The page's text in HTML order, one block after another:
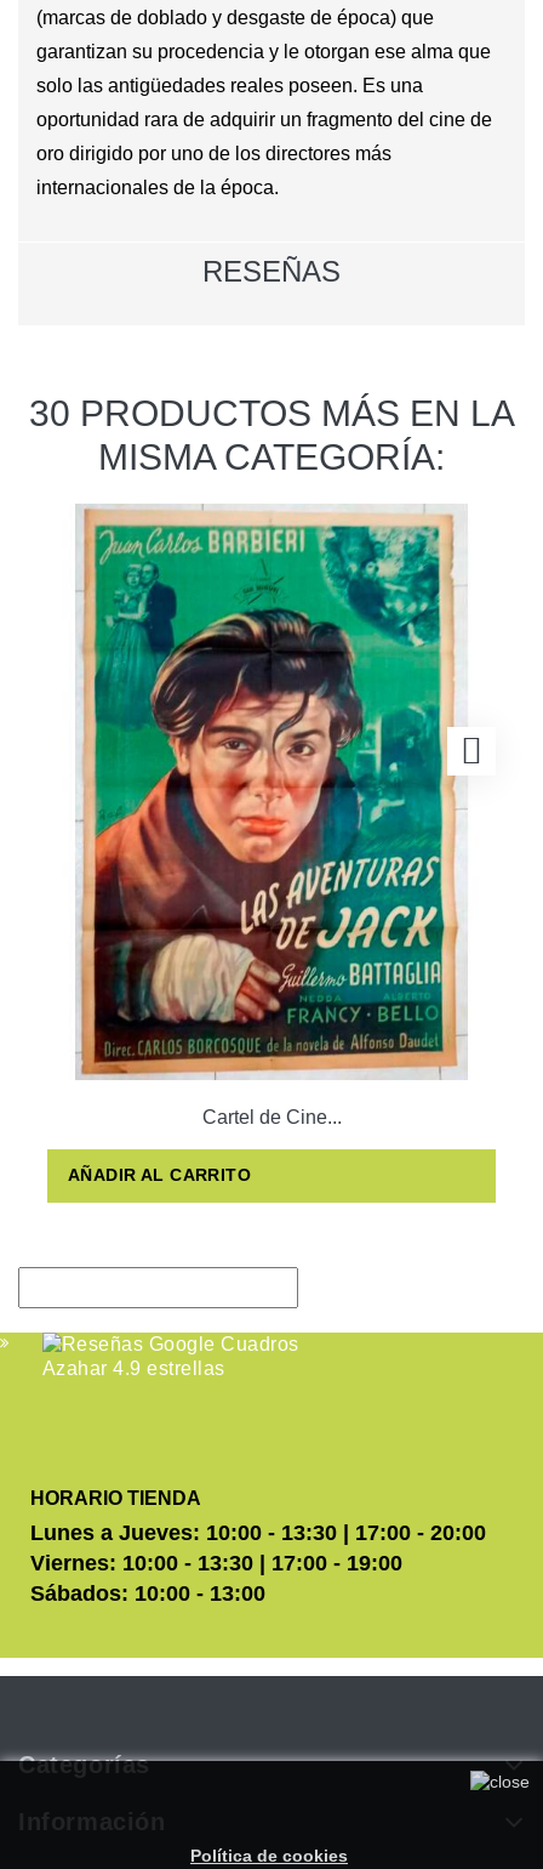
(marcas de doblado y desgaste de época) que
garantizan su procedencia y le otorgan ese alma que
solo las antigüedades reales poseen. Es una
oportunidad rara de adquirir un fragmento del cine de
oro dirigido por uno de los directores más
internacionales de la época.
RESEÑAS
30 PRODUCTOS MÁS EN LA
MISMA CATEGORÍA:
Cartel de Cine...
AÑADIR AL CARRITO
HORARIO TIENDA
Lunes a Jueves: 10:00 - 13:30 | 17:00 - 20:00
Viernes: 10:00 - 13:30 | 17:00 - 19:00
Sábados: 10:00 - 13:00
Categorías
Información
Utilizamos cookies propias y de terceros para mejorar
nuestros servicios. Si continúa navegando, consideramos que
acepta su uso. Puede obtener más información en nuestra
Política de cookies